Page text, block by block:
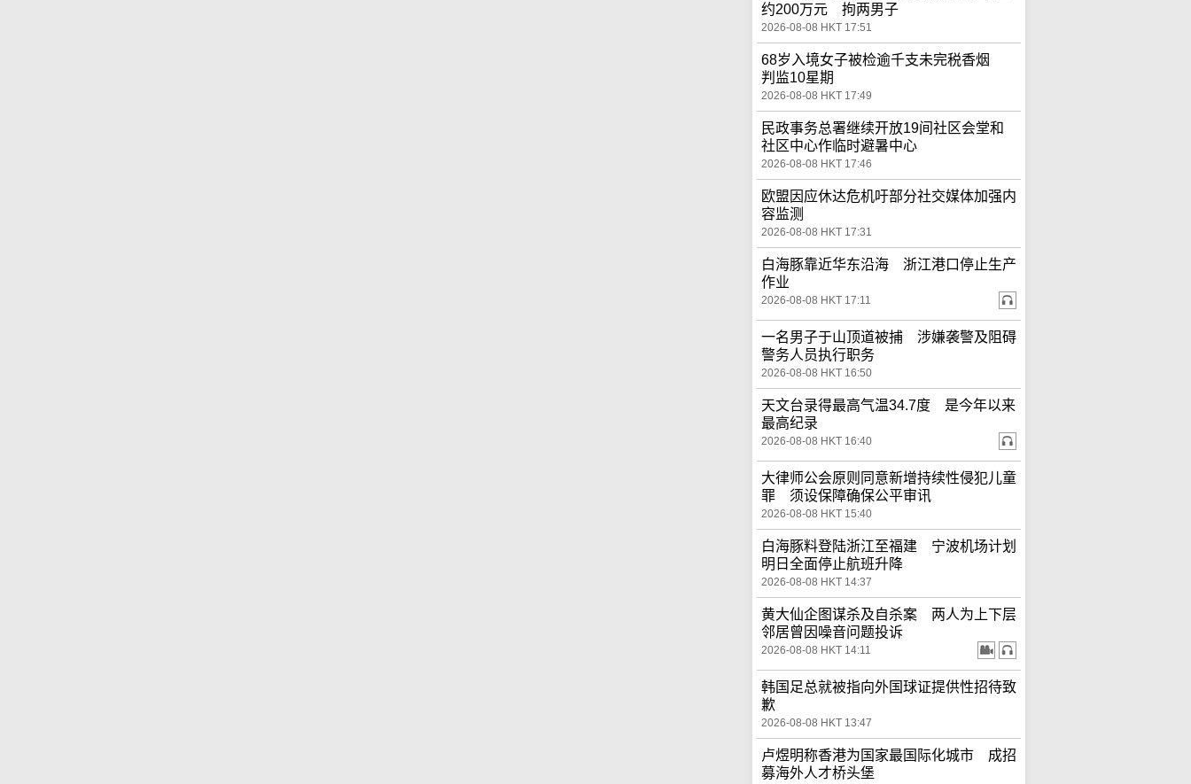
约200万元 拘两男子
2026-08-08 HKT 17:51
68岁入境女子被检逾千支未完税香烟
判监10星期
2026-08-08 HKT 17:49
民政事务总署继续开放19间社区会堂和
社区中心作临时避暑中心
2026-08-08 HKT 17:46
欧盟因应休达危机吁部分社交媒体加强内
容监测
2026-08-08 HKT 17:31
白海豚靠近华东沿海 浙江港口停止生产
作业
2026-08-08 HKT 17:11
一名男子于山顶道被捕 涉嫌袭警及阻碍
警务人员执行职务
2026-08-08 HKT 16:50
天文台录得最高气温34.7度 是今年以来
最高纪录
2026-08-08 HKT 16:40
大律师公会原则同意新增持续性侵犯儿童
罪 须设保障确保公平审讯
2026-08-08 HKT 15:40
白海豚料登陆浙江至福建 宁波机场计划
明日全面停止航班升降
2026-08-08 HKT 14:37
黄大仙企图谋杀及自杀案 两人为上下层
邻居曾因噪音问题投诉
2026-08-08 HKT 14:11
韩国足总就被指向外国球证提供性招待致
歉
2026-08-08 HKT 13:47
卢煜明称香港为国家最国际化城市 成招
募海外人才桥头堡